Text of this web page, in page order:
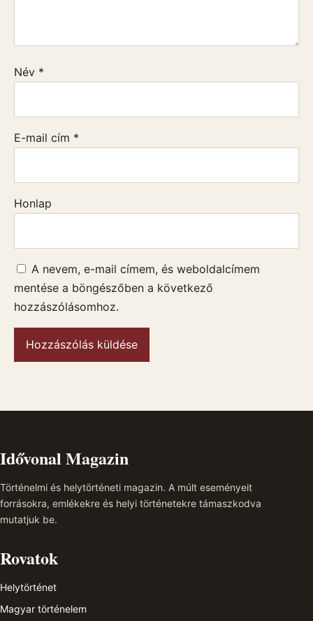
Név *
E-mail cím *
Honlap
A nevem, e-mail címem, és weboldalcímem
mentése a böngészőben a következő
hozzászólásomhoz.
Idővonal Magazin
Történelmi és helytörténeti magazin. A múlt eseményeit
forrásokra, emlékekre és helyi történetekre támaszkodva
mutatjuk be.
Rovatok
Helytörténet
Magyar történelem